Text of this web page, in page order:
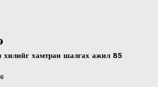
хамтран шалгах ажил 85